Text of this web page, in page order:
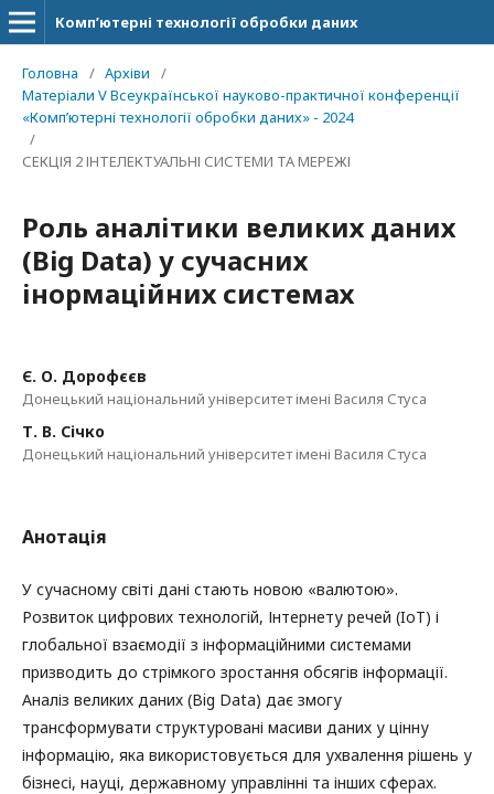
Комп’ютерні технології обробки даних
Головна / Архіви
/
Матеріали V Всеукраїнської науково-практичної конференції
«Комп’ютерні технології обробки даних» - 2024
/
СЕКЦІЯ 2 ІНТЕЛЕКТУАЛЬНІ СИСТЕМИ ТА МЕРЕЖІ
Роль аналітики великих даних
(Вig Data) у сучасних
інормаційних системах
Є. О. Дорофєєв
Донецький національний університет імені Василя Стуса
Т. В. Січко
Донецький національний університет імені Василя Стуса
Анотація
У сучасному світі дані стають новою «валютою».
Розвиток цифрових технологій, Інтернету речей (IoT) і
глобальної взаємодії з інформаційними системами
призводить до стрімкого зростання обсягів інформації.
Аналіз великих даних (Big Data) дає змогу
трансформувати структуровані масиви даних у цінну
інформацію, яка використовується для ухвалення рішень у
бізнесі, науці, державному управлінні та інших сферах.